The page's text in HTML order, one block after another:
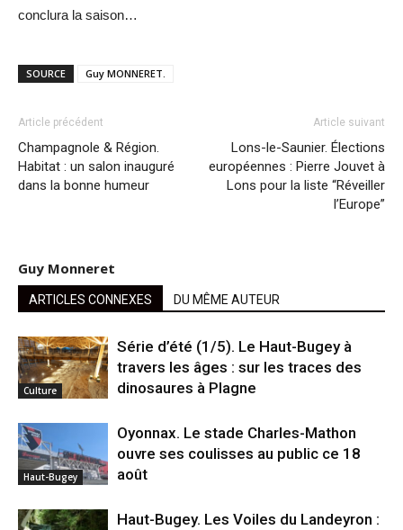
conclura la saison…
SOURCE Guy MONNERET.
Article précédent
Champagnole & Région.
Habitat : un salon inauguré
dans la bonne humeur
Article suivant
Lons-le-Saunier. Élections
européennes : Pierre Jouvet à
Lons pour la liste “Réveiller
l’Europe”
Guy Monneret
ARTICLES CONNEXES DU MÊME AUTEUR
Culture
Série d’été (1/5). Le Haut-Bugey à
travers les âges : sur les traces des
dinosaures à Plagne
Haut-Bugey
Oyonnax. Le stade Charles-Mathon
ouvre ses coulisses au public ce 18
août
Haut-Bugey. Les Voiles du Landeyron :